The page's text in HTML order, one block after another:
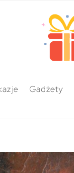
Gadżety